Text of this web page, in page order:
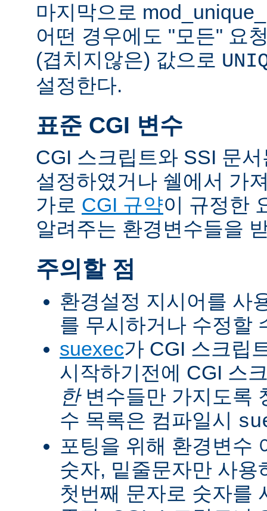
마지막으로
어떤 경우에도 "모든" 요
(겹치지않은) 값으로
설정한다.
표준 CGI 변수
CGI 스크립트와 SSI 문
설정하였거나 쉘에서 가
가로 CGI 규약이 규정한
알려주는 환경변수들을
주의할 점
환경설정 지시어를 사
를 무시하거나 수정할
suexec가 CGI 스크립
시작하기전에 CGI 스
한변수들만 가지도록
수 목록은 컴파일시
포팅을 위해 환경변수
숫자, 밑줄문자만 사용
첫번째 문자로 숫자를